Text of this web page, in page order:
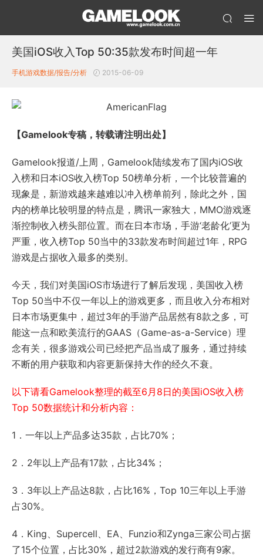
美国iOS收入Top 50:35款发布时间超一年
手机游戏数据/报告/分析 2015-06-09
【Gamelook专稿，转载请注明出处】
Gamelook报道/上周，Gamelook陆续发布了国内iOS收
入榜和日本iOS收入榜Top 50榜单分析，一个比较普遍的
现象是，新游戏越来越难以冲入榜单前列，除此之外，国
内的榜单比较明显的特点是，腾讯一家独大，MMO游戏逐
渐控制收入榜头部位置。而在日本市场，手游‘老龄化’更为
严重，收入榜Top 50当中的33款发布时间超过1年，RPG
游戏是占据收入最多的类别。
今天，我们对美国iOS市场进行了解后发现，美国收入榜
Top 50当中不仅一年以上的游戏更多，而且收入分布相对
日本市场更集中，超过3年的手游产品居然有8款之多，可
能这一点和欧美流行的GAAS（Game-as-a-Service）理
念有关，很多游戏公司已经把产品当成了服务，通过持续
不断的用户获取和内容更新保持大作的经久不衰。
以下请看Gamelook整理的截至6月8日的美国iOS收入榜
Top 50数据统计和分析内容：
1．一年以上产品多达35款，占比70%；
2．2年以上产品有17款，占比34%；
3．3年以上产品达8款，占比16%，Top 10三年以上手游
占30%。
4．King、Supercell、EA、Funzio和Zynga三家公司占据
了15个位置，占比30%，超过2款游戏的发行商有9家。